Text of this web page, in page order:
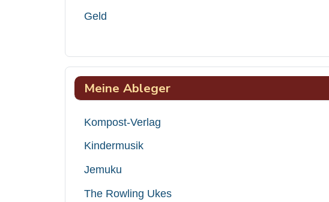
Geld
Meine Ableger
Kompost-Verlag
Kindermusik
Jemuku
The Rowling Ukes